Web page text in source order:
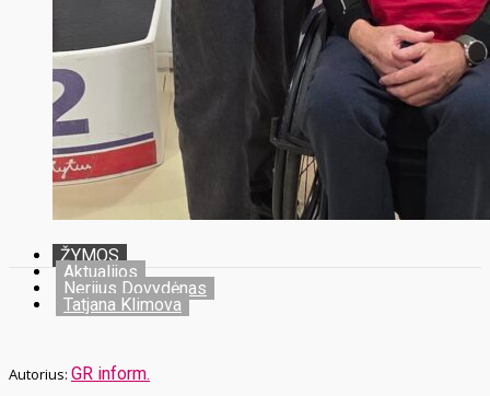
ŽYMOS
Aktualijos
Nerijus Dovydėnas
Tatjana Klimova
GR inform.